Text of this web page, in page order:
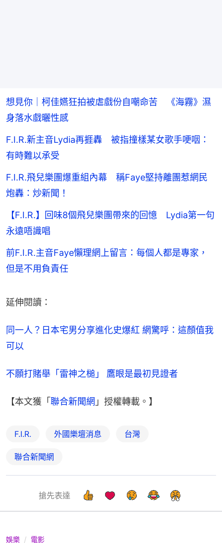
想見你｜柯佳嬿狂拍被虐戲份自嘲命苦 《海霧》濕
身落水戲曬性感
F.I.R.新主音Lydia再捱轟 被指撞樣某女歌手哽咽：
有時難以承受
F.I.R.飛兒樂團爆重組內幕 稱Faye堅持離團惹網民
炮轟：炒新聞！
【F.I.R.】回味8個飛兒樂團帶來的回憶 Lydia第一句
永遠唔識唱
前F.I.R.主音Faye懶理網上留言：每個人都是專家，
但是不用負責任
延伸閱讀：
同一人？日本宅男分享進化史爆紅 網驚呼：這顏值我
可以
不願打賭舉「雷神之槌」 鷹眼是最初見證者
【本文獲「 聯合新聞網 」授權轉載。】
F.I.R. 外國樂壇消息 台灣
聯合新聞網
搶先表達
娛樂 電影